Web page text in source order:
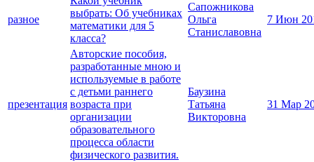
разное
выбрать: Об учебниках
математики для 5
класса?
Сапожникова
Ольга
Станиславовна
7 Июн
презентация
Авторские пособия,
разработанные мною и
используемые в работе
с детьми раннего
возраста при
организации
образовательного
процесса области
физического развития.
Баузина
Татьяна
Викторовна
31 Мар